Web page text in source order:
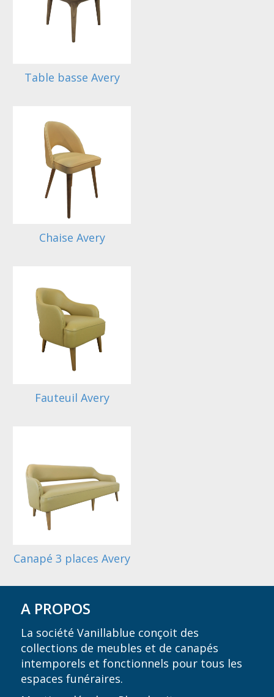
Table basse Avery
Chaise Avery
Fauteuil Avery
Canapé 3 places Avery
A PROPOS
La société Vanillablue conçoit des
collections de meubles et de canapés
intemporels et fonctionnels pour tous les
espaces funéraires.